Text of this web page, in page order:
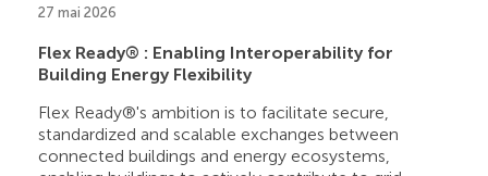
27 mai 2026
Flex Ready® : Enabling Interoperability for
Building Energy Flexibility
Flex Ready®'s ambition is to facilitate secure,
standardized and scalable exchanges between
connected buildings and energy ecosystems,